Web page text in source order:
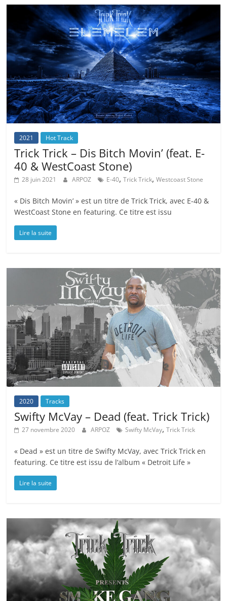
2021 Hot Track
Trick Trick – Dis Bitch Movin’ (feat. E-
40 & WestCoast Stone)
28 juin 2021 ARPOZ E-40,Trick Trick,Westcoast Stone
« Dis Bitch Movin’ » est un titre de Trick Trick, avec E-40 &
WestCoast Stone en featuring. Ce titre est issu
Lire la suite
2020 Tracks
Swifty McVay – Dead (feat. Trick Trick)
27 novembre 2020 ARPOZ Swifty McVay,Trick Trick
« Dead » est un titre de Swifty McVay, avec Trick Trick en
featuring. Ce titre est issu de l’album « Detroit Life »
Lire la suite